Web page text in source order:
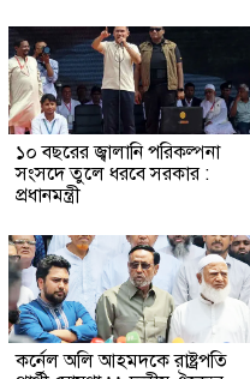
১০ বছরের জ্বালানি পরিকল্পনা
সংসদে তুলে ধরবে সরকার :
প্রধানমন্ত্রী
কর্নেল অলি আহমদকে রাষ্ট্রপতি